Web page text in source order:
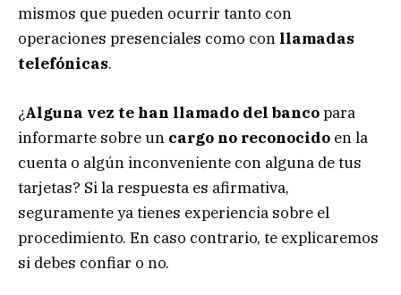
mismos que pueden ocurrir tanto con
operaciones presenciales como con llamadas
telefónicas.
¿Alguna vez te han llamado del bancopara
informarte sobre un cargo no reconocido en la
cuenta o algún inconveniente con alguna de tus
tarjetas? Si la respuesta es afirmativa,
seguramente ya tienes experiencia sobre el
procedimiento. En caso contrario, te explicaremos
si debes confiar o no.